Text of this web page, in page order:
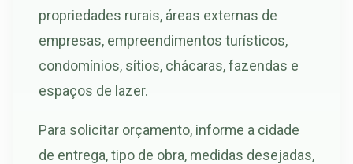
propriedades rurais, áreas externas de
empresas, empreendimentos turísticos,
condomínios, sítios, chácaras, fazendas e
espaços de lazer.
Para solicitar orçamento, informe a cidade
de entrega, tipo de obra, medidas desejadas,